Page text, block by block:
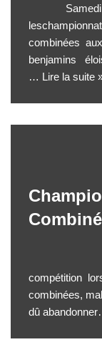
Samedi
combinées
benjamins
… Lire la suite
Deux
compétition
combinées,
dû